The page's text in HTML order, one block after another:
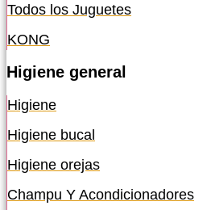
Todos los Juguetes
KONG
Higiene general
Higiene
Higiene bucal
Higiene orejas
Champu Y Acondicionadores